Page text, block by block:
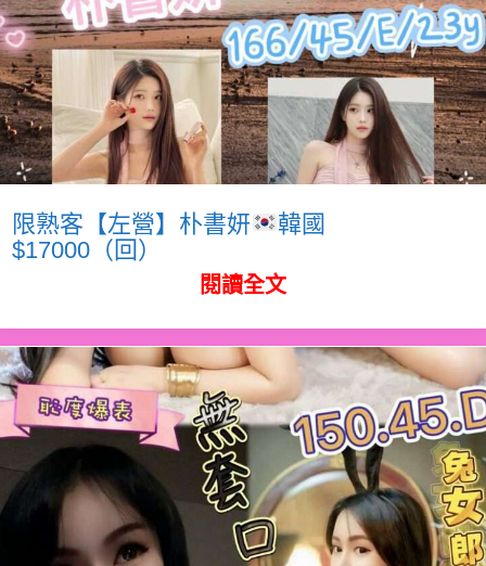
限熟客【左營】朴書妍
韓國
$17000（回）
閱讀全文